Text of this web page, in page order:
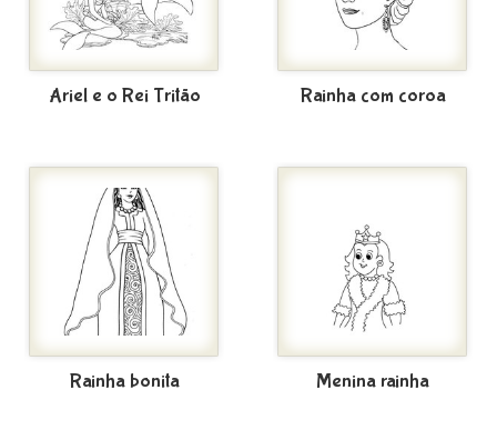
Ariel e o Rei Tritão Rainha com coroa
Rainha bonita Menina rainha